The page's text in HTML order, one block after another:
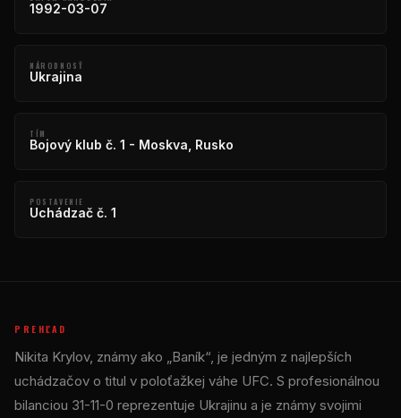
1992-03-07
NÁRODNOSŤ
Ukrajina
TÍM
Bojový klub č. 1 - Moskva, Rusko
POSTAVENIE
Uchádzač č. 1
PREHĽAD
Nikita Krylov, známy ako „Baník“, je jedným z najlepších
uchádzačov o titul v poloťažkej váhe UFC. S profesionálnou
bilanciou 31-11-0 reprezentuje Ukrajinu a je známy svojimi